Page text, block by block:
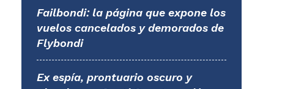
Failbondi: la página que expone los
vuelos cancelados y demorados de
Flybondi
Ex espía, prontuario oscuro y